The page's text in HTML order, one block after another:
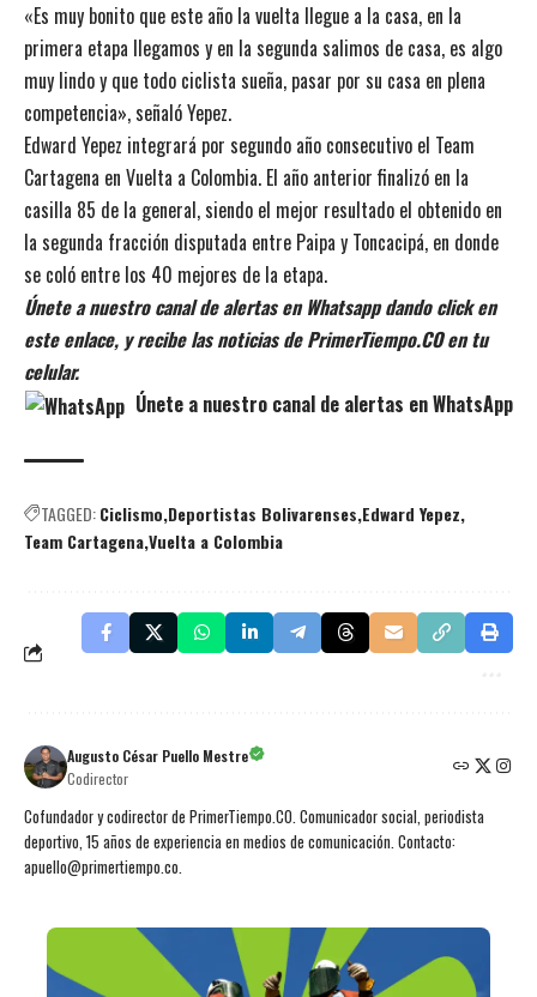
«Es muy bonito que este año la vuelta llegue a la casa, en la
primera etapa llegamos y en la segunda salimos de casa, es algo
muy lindo y que todo ciclista sueña, pasar por su casa en plena
competencia», señaló Yepez.
Edward Yepez integrará por segundo año consecutivo el Team
Cartagena en Vuelta a Colombia. El año anterior finalizó en la
casilla 85 de la general, siendo el mejor resultado el obtenido en
la segunda fracción disputada entre Paipa y Toncacipá, en donde
se coló entre los 40 mejores de la etapa.
Únete a nuestro canal de alertas en Whatsapp dando click en
este enlace, y recibe las noticias de PrimerTiempo.CO en tu
celular.
Únete a nuestro canal de alertas en WhatsApp
TAGGED:Ciclismo Deportistas Bolivarenses Edward Yepez
Team CartagenaVuelta a Colombia
Augusto César Puello Mestre
Codirector
Cofundador y codirector de PrimerTiempo.CO. Comunicador social, periodista
deportivo, 15 años de experiencia en medios de comunicación. Contacto:
apuello@primertiempo.co.